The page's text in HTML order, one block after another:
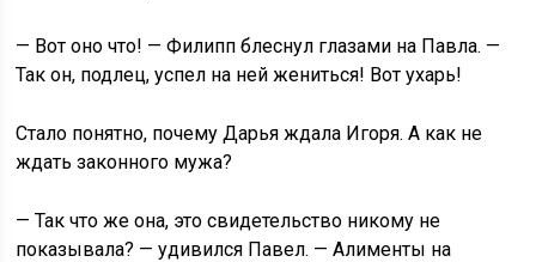
— Вот оно что! — Филипп блеснул глазами на Павла. —
Так он, подлец, успел на ней жениться! Вот ухарь!
Стало понятно, почему Дарья ждала Игоря. А как не
ждать законного мужа?
— Так что же она, это свидетельство никому не
показывала? — удивился Павел. — Алименты на